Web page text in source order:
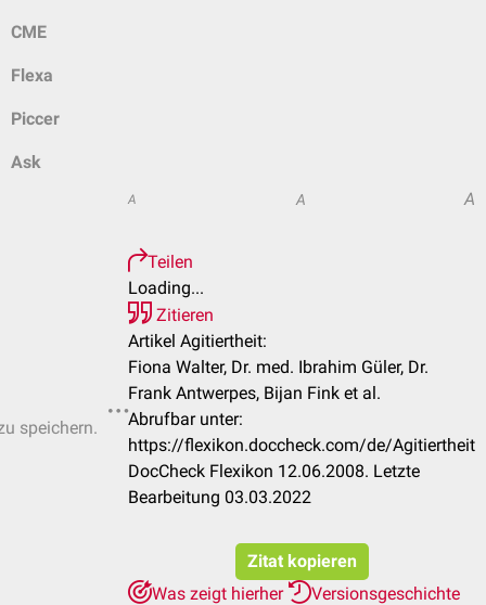
CME
Flexa
Piccer
Ask
speichern.
A A A
Teilen
Loading...
Zitieren
Artikel Agitiertheit:
Fiona Walter, Dr. med. Ibrahim Güler, Dr.
Frank Antwerpes, Bijan Fink et al.
Abrufbar unter:
https://flexikon.doccheck.com/de/Agitiertheit
DocCheck Flexikon 12.06.2008. Letzte
Bearbeitung 03.03.2022
Zitat kopieren
Was zeigt hierher
Versionsgeschichte